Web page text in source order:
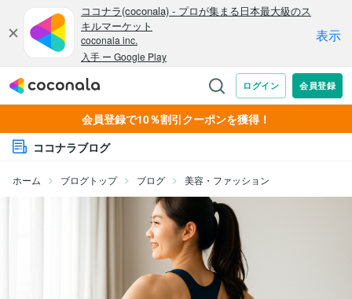
会員登録で10％割引クーポンを獲得！
ココナラブログ
ホーム ブログトップ ブログ 美容・ファッション